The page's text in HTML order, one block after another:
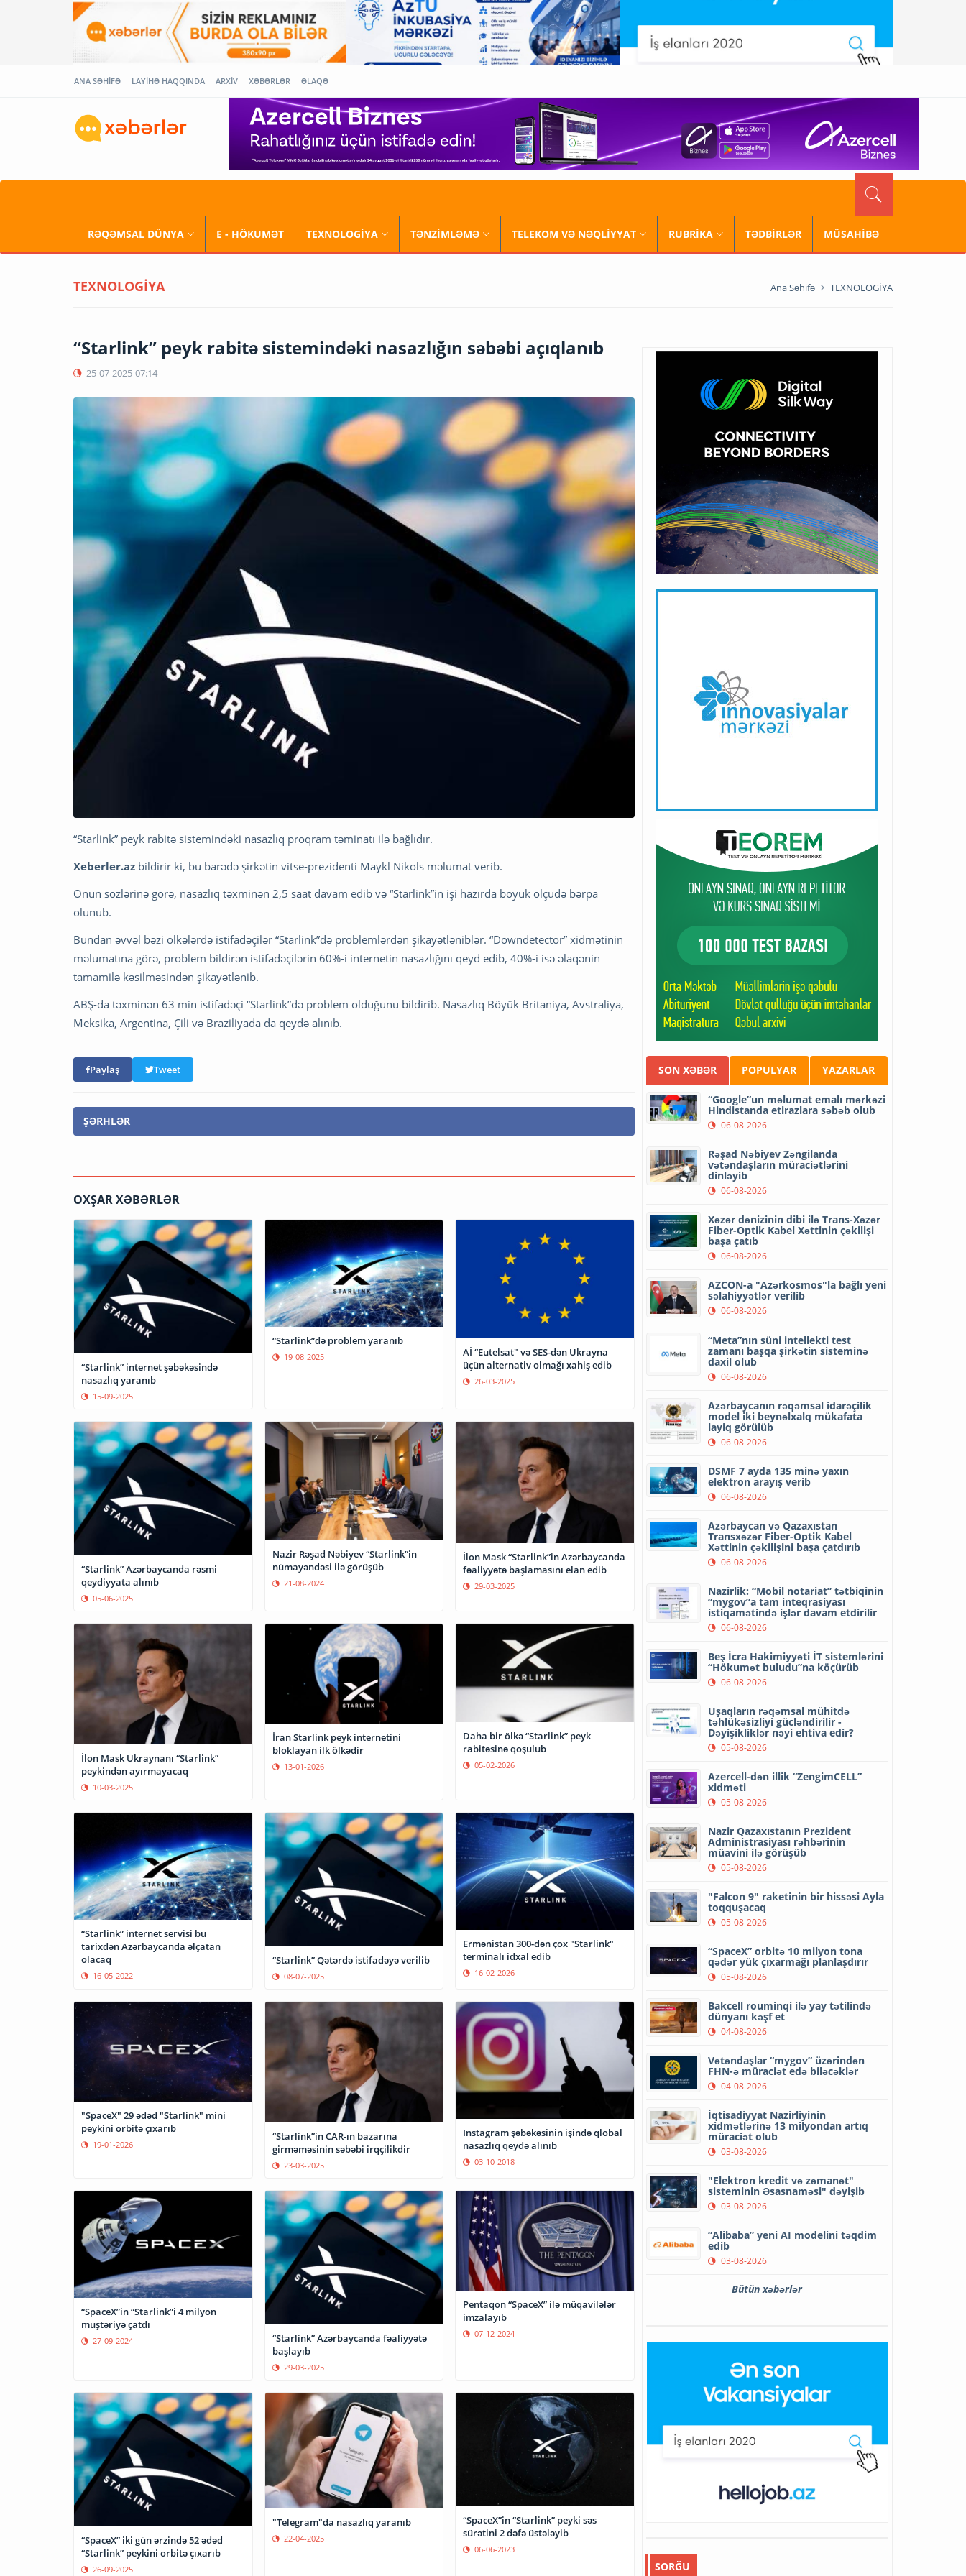
ANA SƏHİFƏ LAYİHƏ HAQQINDA ARXİV XƏBƏRLƏR ƏLAQƏ
RƏQƏMSAL DÜNYA E - HÖKUMƏT TEXNOLOGİYA TƏNZİMLƏMƏ TELEKOM VƏ NƏQLİYYAT RUBRİKA TƏDBİRLƏR MÜSAHİBƏ
TEXNOLOGİYA Ana Səhifə TEXNOLOGİYA
“Starlink” peyk rabitə sistemindəki nasazlığın səbəbi açıqlanıb
25-07-2025 07:14
“Starlink” peyk rabitə sistemindəki nasazlıq proqram təminatı ilə bağlıdır.
Xeberler.az bildirir ki, bu barədə şirkətin vitse-prezidenti Maykl Nikols məlumat verib.
Onun sözlərinə görə, nasazlıq təxminən 2,5 saat davam edib və “Starlink”in işi hazırda böyük ölçüdə bərpa
olunub.
Bundan əvvəl bəzi ölkələrdə istifadəçilər “Starlink”də problemlərdən şikayətləniblər. “Downdetector” xidmətinin
məlumatına görə, problem bildirən istifadəçilərin 60%-i internetin nasazlığını qeyd edib, 40%-i isə əlaqənin
tamamilə kəsilməsindən şikayətlənib.
ABŞ-da təxminən 63 min istifadəçi “Starlink”də problem olduğunu bildirib. Nasazlıq Böyük Britaniya, Avstraliya,
Meksika, Argentina, Çili və Braziliyada da qeydə alınıb.
Paylaş Tweet
ŞƏRHLƏR
OXŞAR XƏBƏRLƏR
“Starlink” internet şəbəkəsində
nasazlıq yaranıb
15-09-2025
“Starlink”də problem yaranıb
19-08-2025
Aİ “Eutelsat" və SES-dən Ukrayna
üçün alternativ olmağı xahiş edib
26-03-2025
“Starlink” Azərbaycanda rəsmi
qeydiyyata alınıb
05-06-2025
Nazir Rəşad Nəbiyev “Starlink”in
nümayəndəsi ilə görüşüb
21-08-2024
İlon Mask “Starlink”in Azərbaycanda
fəaliyyətə başlamasını elan edib
29-03-2025
İlon Mask Ukraynanı “Starlink”
peykindən ayırmayacaq
10-03-2025
İran Starlink peyk internetini
bloklayan ilk ölkədir
13-01-2026
Daha bir ölkə “Starlink” peyk
rabitəsinə qoşulub
05-02-2026
“Starlink” internet servisi bu
tarixdən Azərbaycanda əlçatan
olacaq
16-05-2022
“Starlink” Qətərdə istifadəyə verilib
08-07-2025
Ermənistan 300-dən çox "Starlink"
terminalı idxal edib
16-02-2026
"SpaceX" 29 ədəd "Starlink" mini
peykini orbitə çıxarıb
19-01-2026
“Starlink”in CAR-ın bazarına
girməməsinin səbəbi irqçilikdir
23-03-2025
Instagram şəbəkəsinin işində qlobal
nasazlıq qeydə alınıb
03-10-2018
“SpaceX”in “Starlink”i 4 milyon
müştəriyə çatdı
27-09-2024
“Starlink” Azərbaycanda fəaliyyətə
başlayıb
29-03-2025
Pentaqon “SpaceX” ilə müqavilələr
imzalayıb
07-12-2024
“SpaceX” iki gün ərzində 52 ədəd
“Starlink” peykini orbitə çıxarıb
26-09-2025
"Telegram"da nasazlıq yaranıb
22-04-2025
“SpaceX”in “Starlink” peyki səs
sürətini 2 dəfə üstələyib
06-06-2023
SON XƏBƏR POPULYAR YAZARLAR
“Google”un məlumat emalı mərkəzi
Hindistanda etirazlara səbəb olub
06-08-2026
Rəşad Nəbiyev Zəngilanda
vətəndaşların müraciətlərini
dinləyib
06-08-2026
Xəzər dənizinin dibi ilə Trans-Xəzər
Fiber-Optik Kabel Xəttinin çəkilişi
başa çatıb
06-08-2026
AZCON-a "Azərkosmos"la bağlı yeni
səlahiyyətlər verilib
06-08-2026
“Meta”nın süni intellekti test
zamanı başqa şirkətin sisteminə
daxil olub
06-08-2026
Azərbaycanın rəqəmsal idarəçilik
model iki beynəlxalq mükafata
layiq görülüb
06-08-2026
DSMF 7 ayda 135 minə yaxın
elektron arayış verib
06-08-2026
Azərbaycan və Qazaxıstan
Transxəzər Fiber-Optik Kabel
Xəttinin çəkilişini başa çatdırıb
06-08-2026
Nazirlik: “Mobil notariat” tətbiqinin
“mygov”a tam inteqrasiyası
istiqamətində işlər davam etdirilir
06-08-2026
Beş İcra Hakimiyyəti İT sistemlərini
“Hökumət buludu”na köçürüb
06-08-2026
Uşaqların rəqəmsal mühitdə
təhlükəsizliyi gücləndirilir -
Dəyişikliklər nəyi ehtiva edir?
05-08-2026
Azercell-dən illik “ZengimCELL”
xidməti
05-08-2026
Nazir Qazaxıstanın Prezident
Administrasiyası rəhbərinin
müavini ilə görüşüb
05-08-2026
"Falcon 9" raketinin bir hissəsi Ayla
toqquşacaq
05-08-2026
“SpaceX” orbitə 10 milyon tona
qədər yük çıxarmağı planlaşdırır
05-08-2026
Bakcell rouminqi ilə yay tətilində
dünyanı kəşf et
04-08-2026
Vətəndaşlar “mygov” üzərindən
FHN-ə müraciət edə biləcəklər
04-08-2026
İqtisadiyyat Nazirliyinin
xidmətlərinə 13 milyondan artıq
müraciət olub
03-08-2026
"Elektron kredit və zəmanət"
sisteminin Əsasnaməsi" dəyişib
03-08-2026
“Alibaba” yeni AI modelini təqdim
edib
03-08-2026
Bütün xəbərlər
SORĞU